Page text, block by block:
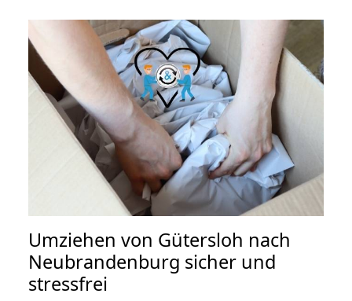
Umziehen von Gütersloh nach
Neubrandenburg sicher und
stressfrei